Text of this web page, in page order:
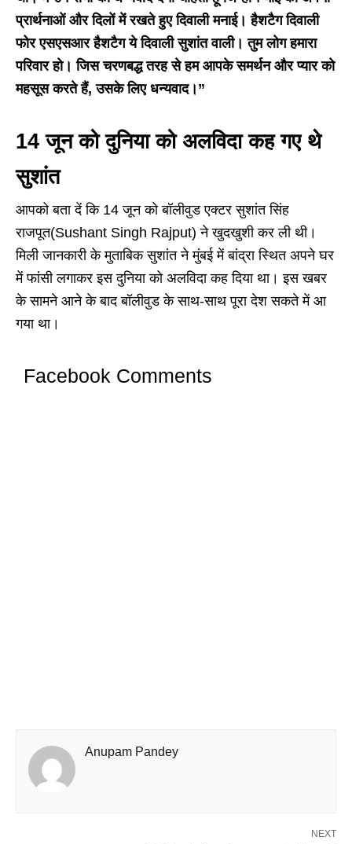
प्रार्थनाओं और दिलों में रखते हुए दिवाली मनाई। हैशटैग दिवाली
फोर एसएसआर हैशटैग ये दिवाली सुशांत वाली। तुम लोग हमारा
परिवार हो। जिस चरणबद्ध तरह से हम आपके समर्थन और प्यार को
महसूस करते हैं, उसके लिए धन्यवाद।”
14 जून को दुनिया को अलविदा कह गए थे
सुशांत
आपको बता दें कि 14 जून को बॉलीवुड एक्टर सुशांत सिंह
राजपूत(Sushant Singh Rajput) ने खुदखुशी कर ली थी।
मिली जानकारी के मुताबिक सुशांत ने मुंबई में बांद्रा स्थित अपने घर
में फांसी लगाकर इस दुनिया को अलविदा कह दिया था। इस खबर
के सामने आने के बाद बॉलीवुड के साथ-साथ पूरा देश सकते में आ
गया था।
Facebook Comments
Anupam Pandey
NEXT